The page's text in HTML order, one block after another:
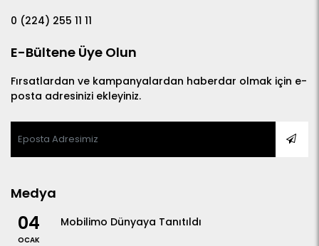
0 (224) 255 11 11
E-Bültene Üye Olun
Fırsatlardan ve kampanyalardan haberdar olmak için e-
posta adresinizi ekleyiniz.
Medya
04
OCAK
Mobilimo Dünyaya Tanıtıldı